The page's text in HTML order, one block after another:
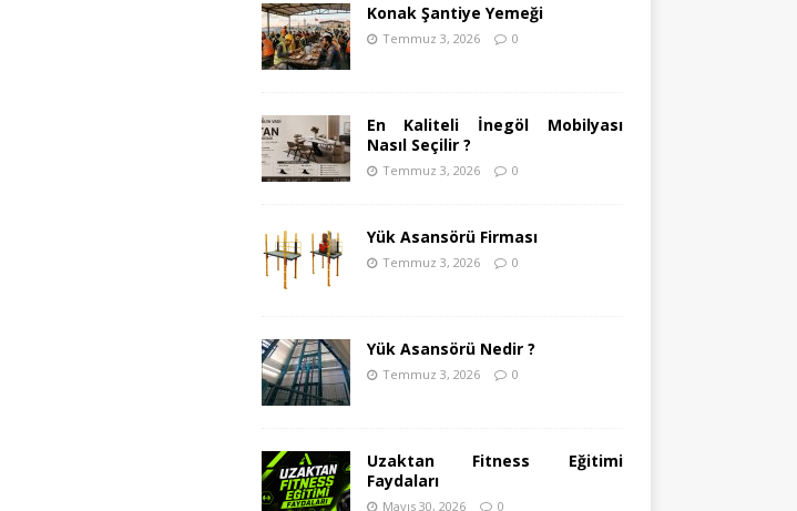
Konak Şantiye Yemeği
Temmuz 3, 2026 0
En Kaliteli İnegöl Mobilyası
Nasıl Seçilir ?
Temmuz 3, 2026 0
Yük Asansörü Firması
Temmuz 3, 2026 0
Yük Asansörü Nedir ?
Temmuz 3, 2026 0
Uzaktan Fitness Eğitimi
Faydaları
Mayıs 30, 2026 0